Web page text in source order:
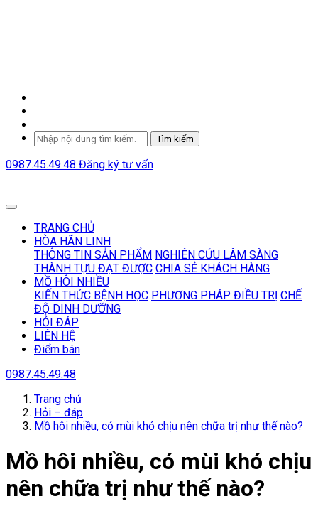
Tìm kiếm
0987.45.49.48 Đăng ký tư vấn
TRANG CHỦ
HÒA HÃN LINH
THÔNG TIN SẢN PHẨM NGHIÊN CỨU LÂM SÀNG
THÀNH TỰU ĐẠT ĐƯỢC CHIA SẺ KHÁCH HÀNG
MỒ HÔI NHIỀU
KIẾN THỨC BỆNH HỌC PHƯƠNG PHÁP ĐIỀU TRỊ CHẾ
ĐỘ DINH DƯỠNG
HỎI ĐÁP
LIÊN HỆ
Điểm bán
0987.45.49.48
Trang chủ
Hỏi – đáp
Mồ hôi nhiều, có mùi khó chịu nên chữa trị như thế nào?
Mồ hôi nhiều, có mùi khó chịu
nên chữa trị như thế nào?